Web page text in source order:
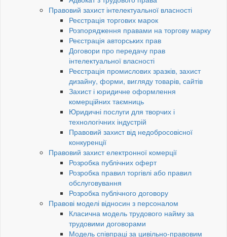
Правовий захист інтелектуальної власності
Реєстрація торгових марок
Розпорядження правами на торгову марку
Реєстрація авторських прав
Договори про передачу прав
інтелектуальної власності
Реєстрація промислових зразків, захист
дизайну, форми, вигляду товарів, сайтів
Захист і юридичне оформлення
комерційних таємниць
Юридичні послуги для творчих і
технологічних індустрій
Правовий захист від недобросовісної
конкуренції
Правовий захист електронної комерції
Розробка публічних оферт
Розробка правил торгівлі або правил
обслуговування
Розробка публічного договору
Правові моделі відносин з персоналом
Класична модель трудового найму за
трудовими договорами
Модель співпраці за цивільно-правовим